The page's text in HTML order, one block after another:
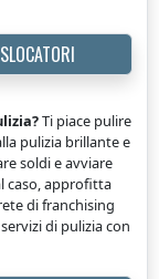
Ti piace pulire
pulizia brillante e
soldi e avviare
caso, approfitta
di franchising
di pulizia con